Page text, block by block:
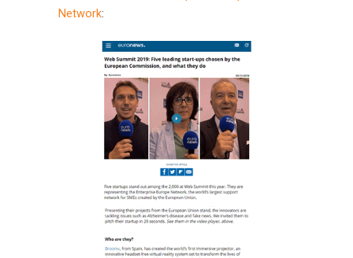
Network: